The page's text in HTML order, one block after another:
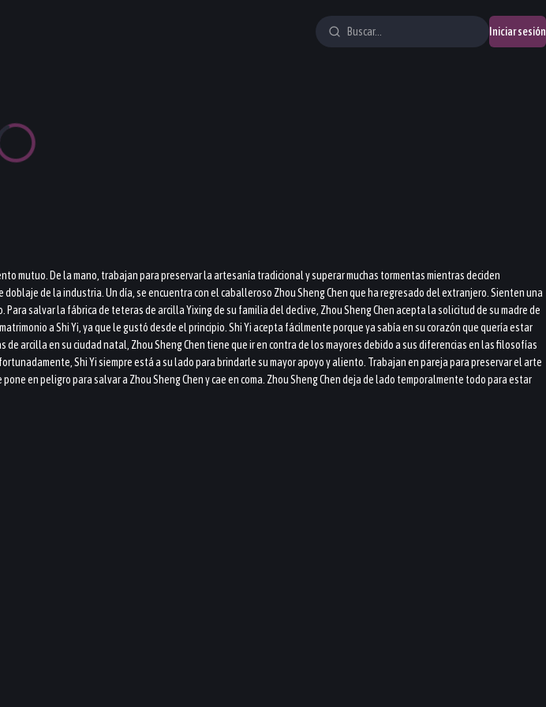
Iniciar sesión
mutuo. De la mano, trabajan para preservar la artesanía tradicional y superar muchas tormentas mientras deciden
de la industria. Un día, se encuentra con el caballeroso Zhou Sheng Chen que ha regresado del extranjero. Sienten una
salvar la fábrica de teteras de arcilla Yixing de su familia del declive, Zhou Sheng Chen acepta la solicitud de su madre de
a Shi Yi, ya que le gustó desde el principio. Shi Yi acepta fácilmente porque ya sabía en su corazón que quería estar
arcilla en su ciudad natal, Zhou Sheng Chen tiene que ir en contra de los mayores debido a sus diferencias en las filosofías
Shi Yi siempre está a su lado para brindarle su mayor apoyo y aliento. Trabajan en pareja para preservar el arte
en peligro para salvar a Zhou Sheng Chen y cae en coma. Zhou Sheng Chen deja de lado temporalmente todo para estar